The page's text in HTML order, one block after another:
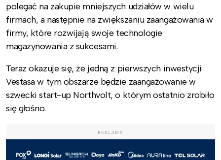
polegać na zakupie mniejszych udziałów w wielu
firmach, a następnie na zwiększaniu zaangażowania w
firmy, które rozwijają swoje technologie
magazynowania z sukcesami.
Teraz okazuje się, że jedną z pierwszych inwestycji
Vestasa w tym obszarze będzie zaangażowanie w
szwecki start-up Northvolt, o którym ostatnio zrobiło
się głośno.
REKLAMA